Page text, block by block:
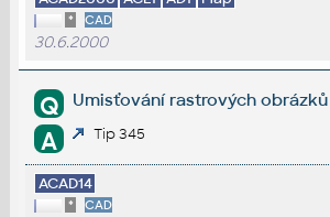
* CAD
30.6.2000
Q Umisťování rastrových
A Tip 345
ACAD14
* CAD